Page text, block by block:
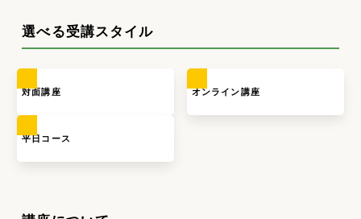
選べる受講スタイル
対面講座 オンライン講座
平日コース